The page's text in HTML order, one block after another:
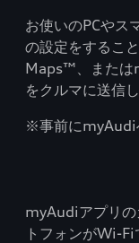
お使いのPCやス
の設定をするこ
Maps™、または
をクルマに送信し
※事前にmyAudi
myAudiアプリの
トフォンがWi-